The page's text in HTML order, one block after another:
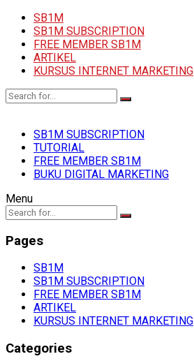
SB1M
SB1M SUBSCRIPTION
FREE MEMBER SB1M
ARTIKEL
KURSUS INTERNET MARKETING
SB1M SUBSCRIPTION
TUTORIAL
FREE MEMBER SB1M
BUKU DIGITAL MARKETING
Menu
Pages
SB1M
SB1M SUBSCRIPTION
FREE MEMBER SB1M
ARTIKEL
KURSUS INTERNET MARKETING
Categories